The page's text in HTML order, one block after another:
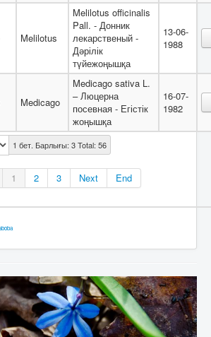
1 бет. Барлығы: 3 Total: 56
1 2 3 Next End
Melilotus
Melilotus officinalis
Pall. - Донник
лекарственый -
Дәрілік
түйежоңышқа
13-06-
1988
Medicago
Medicago sativa L.
– Люцерна
посевная - Егістік
жоңышқа
16-07-
1982